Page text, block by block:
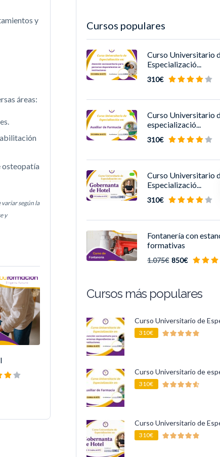
y
áreas:
osteopatía
según la
y
Cursos populares
Curso Universitario
Especializació...
310€
Curso Universitario
especializació...
310€
Curso Universitario
Especializació...
310€
Fontanería con
formativas
1.075€ 850€
Cursos más populares
Curso Universitario de
310€
Curso Universitario de
310€
Curso Universitario de
310€